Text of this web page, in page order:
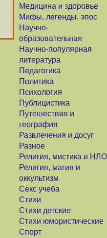
Медицина и здоровье
Мифы, легенды, эпос
Научно-
образовательная
Научно-популярная
литература
Педагогика
Политика
Психология
Публицистика
Путешествия и
география
Развлечения и досуг
Разное
Религия, мистика и НЛО
Религия, магия и
оккультизм
Секс учеба
Стихи
Стихи детские
Стихи юмористические
Спорт